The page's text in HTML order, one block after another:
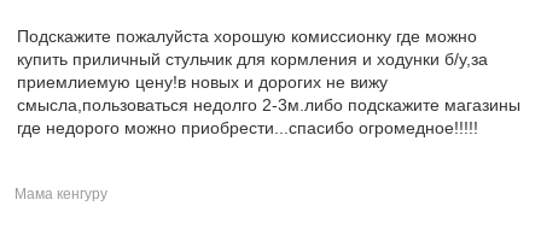
Подскажите пожалуйста хорошую комиссионку где можно
купить приличный стульчик для кормления и ходунки б/у,за
приемлиемую цену!в новых и дорогих не вижу
смысла,пользоваться недолго 2-3м.либо подскажите магазины
где недорого можно приобрести...спасибо огромедное!!!!!
Мама кенгуру